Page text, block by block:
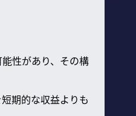
性があり、その構
期的な収益よりも